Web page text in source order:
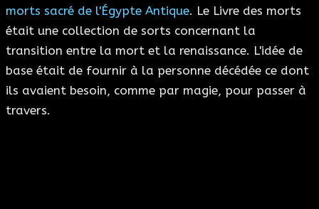
morts sacré de l'Égypte Antique. Le Livre des morts
était une collection de sorts concernant la
transition entre la mort et la renaissance. L'idée de
base était de fournir à la personne décédée ce dont
ils avaient besoin, comme par magie, pour passer à
travers.